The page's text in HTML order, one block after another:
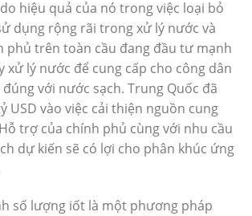
hiệu quả của nó trong việc loại bỏ
dụng rộng rãi trong xử lý nước và
phủ trên toàn cầu đang đầu tư mạnh
xử lý nước để cung cấp cho công dân
với nước sạch. Trung Quốc đã
USD vào việc cải thiện nguồn cung
trợ của chính phủ cùng với nhu cầu
dự kiến ​​sẽ có lợi cho phân khúc ứng
số lượng iốt là một phương pháp